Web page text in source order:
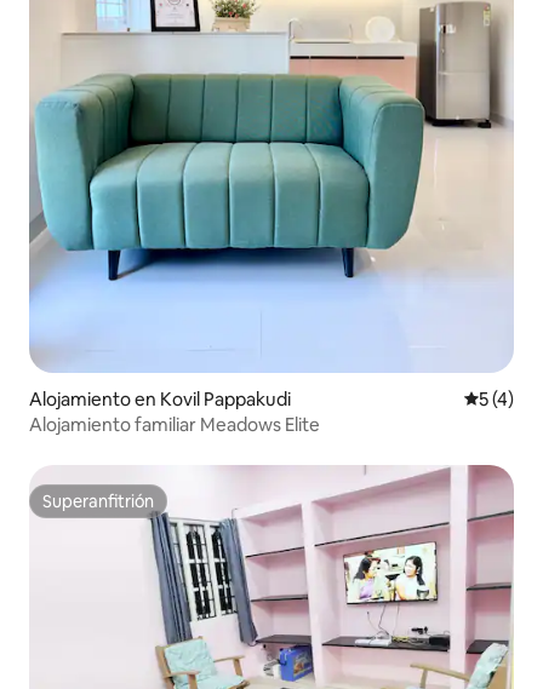
Alojamiento en Kovil Pappakudi
5 (4)
Alojamiento familiar Meadows Elite
Superanfitrión
Superanfitrión